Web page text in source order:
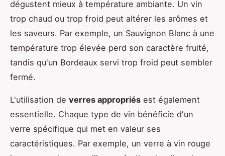
dégustent mieux à température ambiante. Un vin
trop chaud ou trop froid peut altérer les arômes et
les saveurs. Par exemple, un Sauvignon Blanc à une
température trop élevée perd son caractère fruité,
tandis qu'un Bordeaux servi trop froid peut sembler
fermé.
L'utilisation de verres appropriés est également
essentielle. Chaque type de vin bénéficie d'un
verre spécifique qui met en valeur ses
caractéristiques. Par exemple, un verre à vin rouge